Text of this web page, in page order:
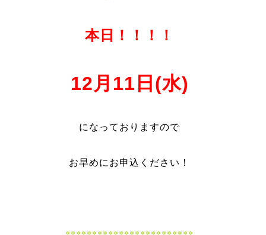
本日！！！！
12月11日(水)
になっておりますので
お早めにお申込ください！